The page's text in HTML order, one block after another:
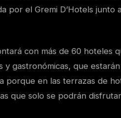
por el Gremi D’Hotels
con más de 60 hoteles
y gastronómicas, que
porque en las terrazas de
que solo se podrán